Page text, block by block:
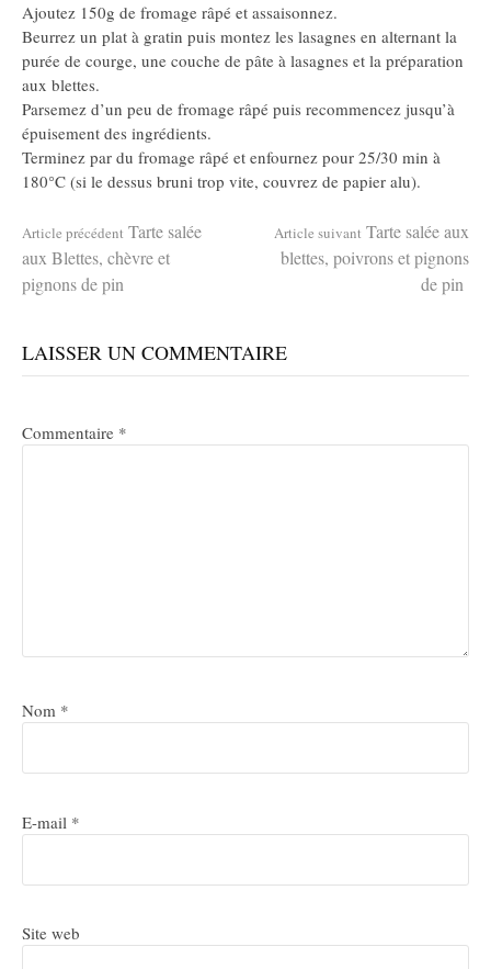
Ajoutez 150g de fromage râpé et assaisonnez.
Beurrez un plat à gratin puis montez les lasagnes en alternant la
purée de courge, une couche de pâte à lasagnes et la préparation
aux blettes.
Parsemez d’un peu de fromage râpé puis recommencez jusqu’à
épuisement des ingrédients.
Terminez par du fromage râpé et enfournez pour 25/30 min à
180°C (si le dessus bruni trop vite, couvrez de papier alu).
Lire
la
suite
Article précédent Tarte salée
aux Blettes, chèvre et
pignons de pin
Article suivant Tarte salée aux
blettes, poivrons et pignons
de pin
LAISSER UN COMMENTAIRE
Commentaire *
Nom *
E-mail *
Site web